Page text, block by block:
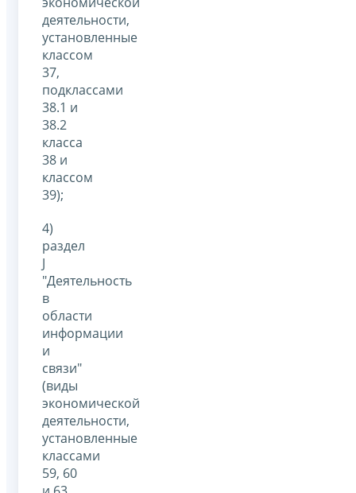
деятельности,
установленные
классом
37,
подклассами
38.1 и
38.2
класса
38 и
классом
39);
4)
раздел
J
"Деятельность
в
области
информации
и
связи"
(виды
экономической
деятельности,
установленные
классами
59, 60